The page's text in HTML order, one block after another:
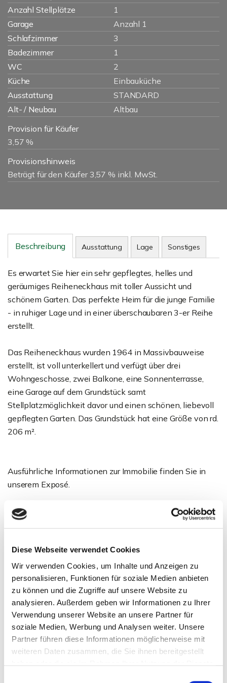
Diese Webseite verwendet Cookies
Wir verwenden Cookies, um Inhalte und Anzeigen zu
personalisieren, Funktionen für soziale Medien anbieten
zu können und die Zugriffe auf unsere Website zu
analysieren. Außerdem geben wir Informationen zu Ihrer
Verwendung unserer Website an unsere Partner für
soziale Medien, Werbung und Analysen weiter. Unsere
Partner führen diese Informationen möglicherweise mit
weiteren Daten zusammen, die Sie ihnen bereitgestellt
haben oder die sie im Rahmen Ihrer Nutzung der Dienste
Anzahl Stellplätze
1
Garage
Anzahl 1
Schlafzimmer
3
Badezimmer
1
WC
2
Küche
Einbauküche
Ausstattung
STANDARD
Alt- / Neubau
Altbau
Provision für Käufer
3,57 %
Provisionshinweis
Beträgt für den Käufer 3,57 % inkl. MwSt.
Beschreibung Ausstattung Lage Sonstiges
Es erwartet Sie hier ein sehr gepflegtes, helles und
geräumiges Reiheneckhaus mit toller Aussicht und
schönem Garten. Das perfekte Heim für die junge Familie
- in ruhiger Lage und in einer überschaubaren 3-er Reihe
erstellt.
Das Reiheneckhaus wurden 1964 in Massivbauweise
erstellt, ist voll unterkellert und verfügt über drei
Wohngeschosse, zwei Balkone, eine Sonnenterrasse,
eine Garage auf dem Grundstück samt
Stellplatzmöglichkeit davor und einen schönen, liebevoll
gepflegten Garten. Das Grundstück hat eine Größe von rd.
206 m².
Ausführliche Informationen zur Immobilie finden Sie in
unserem Exposé.
Ansprechpartner
Frau Sarah Zickler
Telefon: 00497121164419